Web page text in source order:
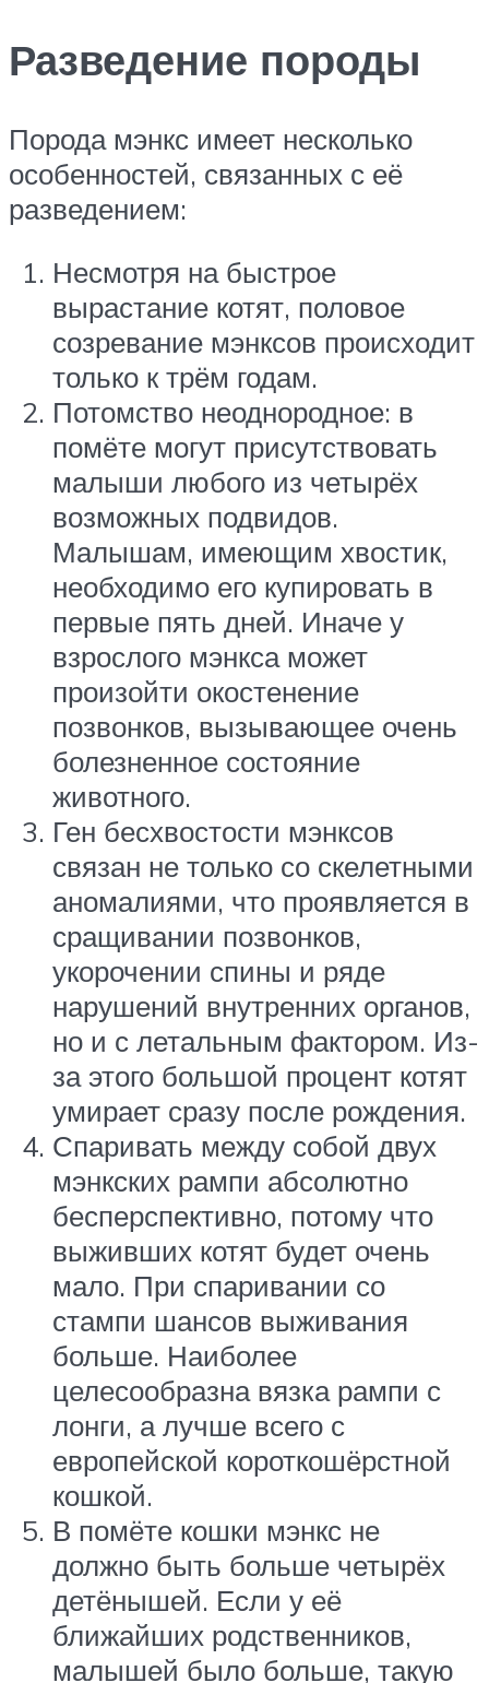
Разведение породы
Порода мэнкс имеет несколько
особенностей, связанных с её
разведением:
Несмотря на быстрое
вырастание котят, половое
созревание мэнксов происходит
только к трём годам.
Потомство неоднородное: в
помёте могут присутствовать
малыши любого из четырёх
возможных подвидов.
Малышам, имеющим хвостик,
необходимо его купировать в
первые пять дней. Иначе у
взрослого мэнкса может
произойти окостенение
позвонков, вызывающее очень
болезненное состояние
животного.
Ген бесхвостости мэнксов
связан не только со скелетными
аномалиями, что проявляется в
сращивании позвонков,
укорочении спины и ряде
нарушений внутренних органов,
но и с летальным фактором. Из-
за этого большой процент котят
умирает сразу после рождения.
Спаривать между собой двух
мэнкских рампи абсолютно
бесперспективно, потому что
выживших котят будет очень
мало. При спаривании со
стампи шансов выживания
больше. Наиболее
целесообразна вязка рампи с
лонги, а лучше всего с
европейской короткошёрстной
кошкой.
В помёте кошки мэнкс не
должно быть больше четырёх
детёнышей. Если у её
ближайших родственников,
малышей было больше, такую